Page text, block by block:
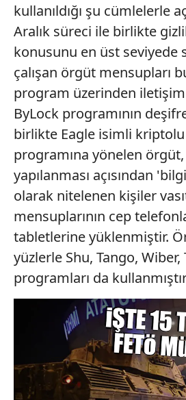
kullanıldığı şu cümlelerle
Aralık süreci ile birlikte
konusunu en üst seviyede
çalışan örgüt mensupları
program üzerinden iletişim
ByLock programının
birlikte Eagle isimli
programına yönelen
yapılanması açısından
olarak nitelenen kişiler
mensuplarının cep
tabletlerine yüklenmiştir.
yüzlerle Shu, Tango,
programları da